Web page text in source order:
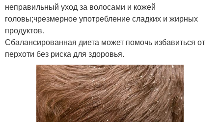
неправильный уход за волосами и кожей
головы;чрезмерное употребление сладких и жирных
продуктов.
Сбалансированная диета может помочь избавиться от
перхоти без риска для здоровья.